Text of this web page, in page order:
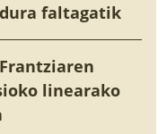
faltagatik
linearako